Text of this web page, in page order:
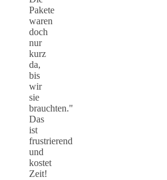
Pakete
waren
doch
nur
kurz
da,
bis
wir
sie
brauchten."
Das
ist
frustrierend
und
kostet
Zeit!